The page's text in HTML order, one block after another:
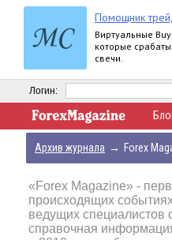
Помощник
Виртуальные
которые
свечи.
Логин:
Архив журнала → Forex
«Forex Magazine» -
происходящих
ведущих специалистов
справочная